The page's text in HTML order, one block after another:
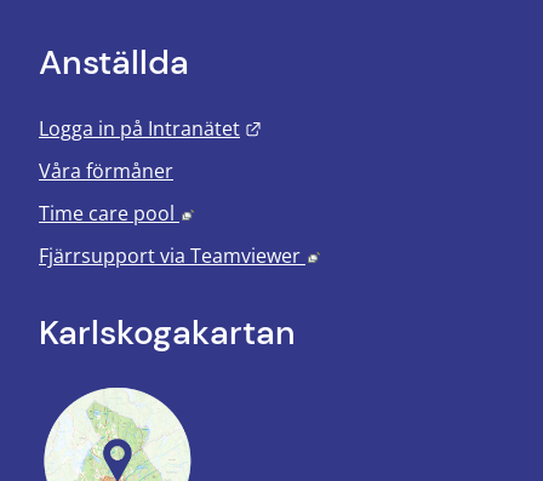
Anställda
Logga in på Intranätet
Våra förmåner
Time care pool
Länk till annan webbplats, öppnas i
Fjärrsupport via Teamviewer Länk till annan
Karlskoga­kartan